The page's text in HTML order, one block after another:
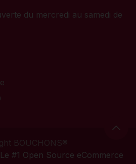
du mercredi au samedi de
BOUCHONS®
#1 Open Source eCommerce